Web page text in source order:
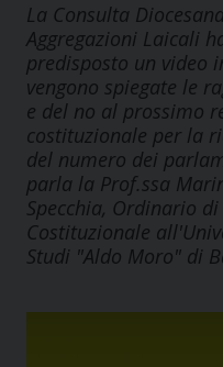
La Consulta
Aggregazioni Laicali
predisposto un video
vengono spiegate le
e del no al prossimo
costituzionale per la
del numero dei
parla la Prof.ssa
Specchia, Ordinario
Costituzionale
Studi "Aldo Moro" di